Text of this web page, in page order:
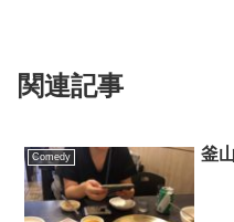
関連記事
Comedy